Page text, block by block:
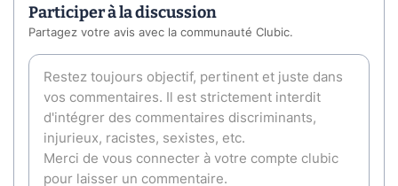
Participer à la discussion
Partagez votre avis avec la communauté Clubic.